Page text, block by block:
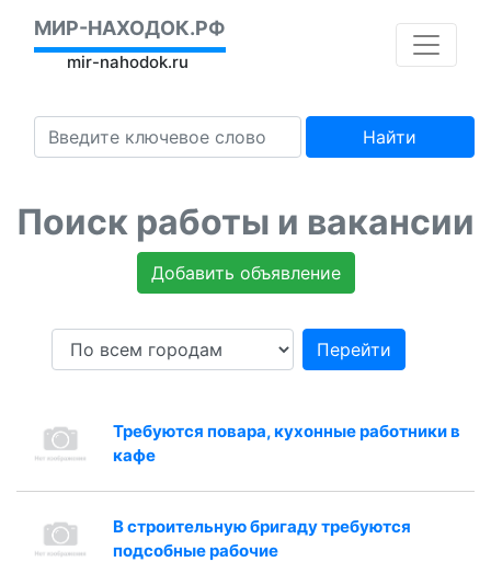
МИР-НАХОДОК.РФ
mir-nahodok.ru
Найти
Поиск работы и вакансии
Добавить объявление
Перейти
Требуются повара, кухонные работники в
кафе
В строительную бригаду требуются
подсобные рабочие